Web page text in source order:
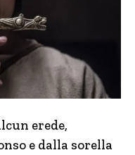
erede,
e dalla sorella